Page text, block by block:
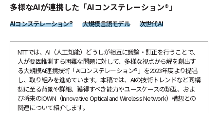
多様なAIが連携した「AIコンステレーション®」
AIコンステレーション® 大規模言語モデル 次世代AI
NTTでは、AI（人工知能）どうしが相互に議論・訂正を行うことで、
人が要因推測すら困難な問題に対して、多様な視点から解を創出す
る大規模AI連携技術「AIコンステレーション®」を2023年度より提唱
し、取り組みを進めています。本稿では、AIの技術トレンドなど同構
想に至る背景や詳細、獲得すべき能力やユースケースの類型、およ
び将来のIOWN（Innovative Optical and Wireless Network）構想との
関連について紹介します。